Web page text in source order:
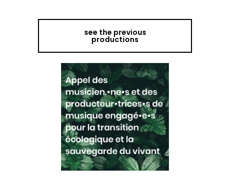
see the previous
productions